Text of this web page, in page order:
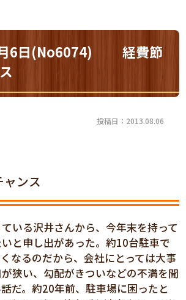
月6日(No6074) 経費節
投稿日：2013.08.06
ンス
いる沢井さんから、今年末を持って
と申し出があった。約10台駐車で
なるのだから、会社にとっては大事
狭い、勾配がきついなどの不満を聞
だ。約20年前、駐車場に困ったと